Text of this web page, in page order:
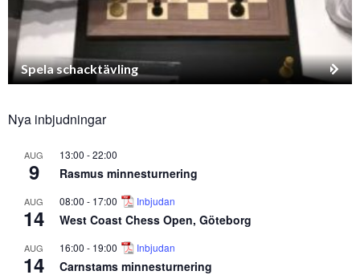
Spela schacktävling
Nya inbjudningar
AUG
9
13:00 -22:00
Rasmus minnesturnering
AUG
14
08:00 - 17:00 Inbjudan
West Coast Chess Open, Göteborg
AUG
14
16:00 - 19:00 Inbjudan
Carnstams minnesturnering